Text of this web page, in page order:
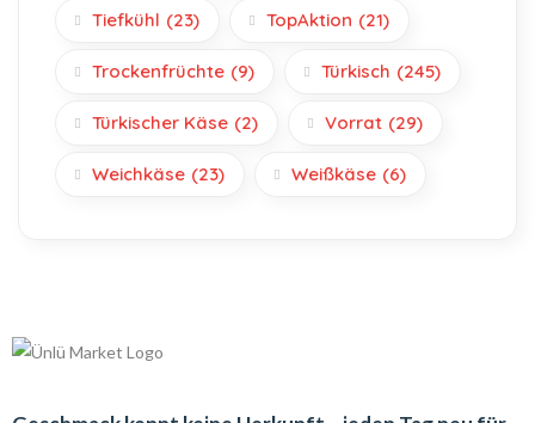
Tiefkühl (23) TopAktion (21)
Trockenfrüchte (9) Türkisch (245)
Türkischer Käse (2) Vorrat (29)
Weichkäse (23) Weißkäse (6)